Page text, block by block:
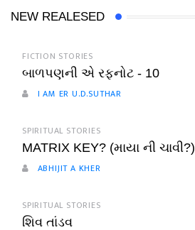
NEW REALESED
FICTION STORIES
બાળપણની એ રફનોટ - 10
I AM ER U.D.SUTHAR
SPIRITUAL STORIES
MATRIX KEY? (માયા ની ચાવી?)
ABHIJIT A KHER
SPIRITUAL STORIES
શિવ તાંડવ